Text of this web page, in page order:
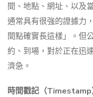
間、地點、網址、以及
通常具有很強的證據力
間點確實長這樣」。但
約、到場，對於正在迅
濟急。
時間戳記（Timestamp